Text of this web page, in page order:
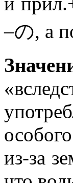
–の, а
из-за